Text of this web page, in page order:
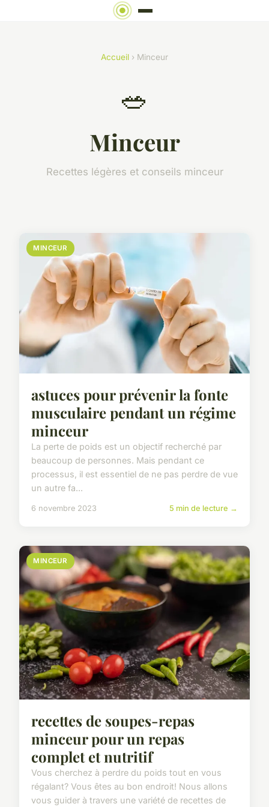
Accueil › Minceur
🥗
Minceur
Recettes légères et conseils minceur
MINCEUR
astuces pour prévenir la fonte
musculaire pendant un régime
minceur
La perte de poids est un objectif recherché par
beaucoup de personnes. Mais pendant ce
processus, il est essentiel de ne pas perdre de vue
un autre fa...
6 novembre 2023 5 min de lecture →
MINCEUR
recettes de soupes-repas
minceur pour un repas
complet et nutritif
Vous cherchez à perdre du poids tout en vous
régalant? Vous êtes au bon endroit! Nous allons
vous guider à travers une variété de recettes de